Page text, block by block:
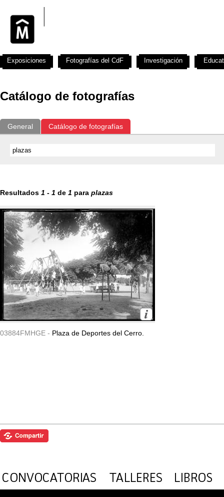
Catálogo de fotografías
General Catálogo de fotografías
Resultados 1 - 1 de 1 para plazas
03884FMHGE - Plaza de Deportes del Cerro.
Exposiciones Fotografías del CdF Investigación